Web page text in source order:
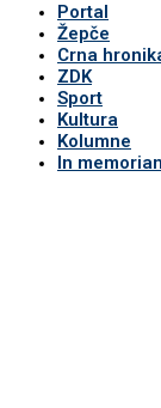
Portal
Žepče
Crna
ZDK
Sport
Kultura
Kolumne
In